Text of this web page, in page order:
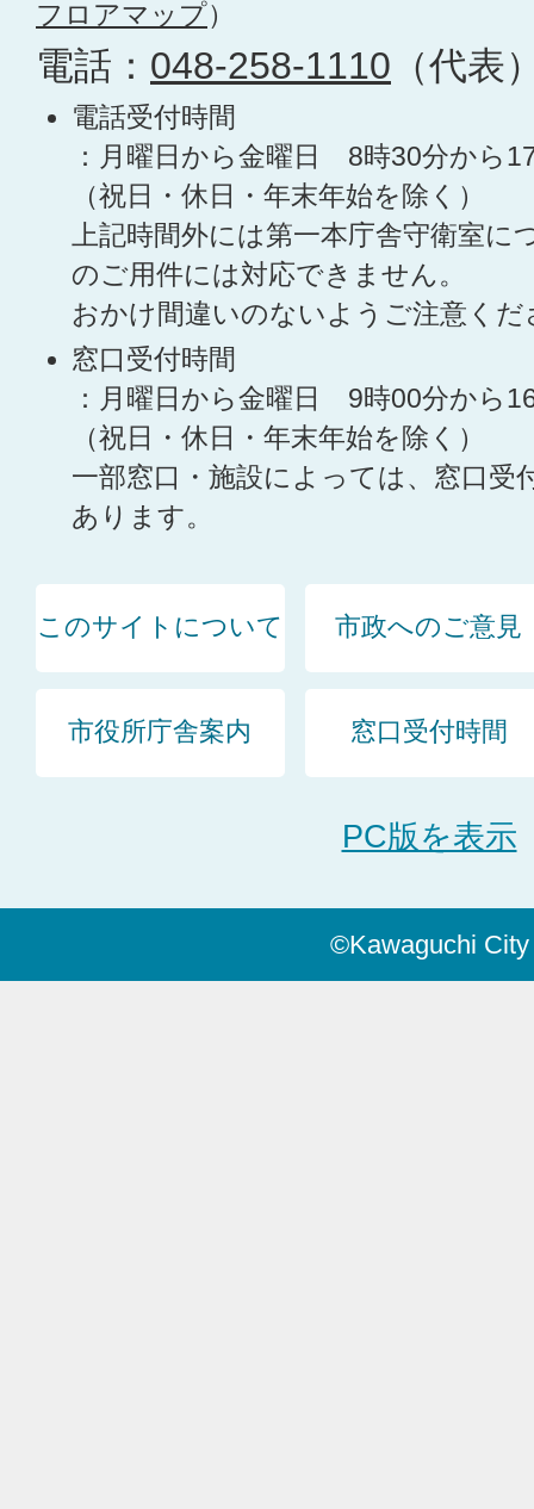
フロアマップ）
電話： 048-258-1110 （代表
電話受付時間
：月曜日から金曜日 8時30分から
（祝日・休日・年末年始を除く）
上記時間外には第一本庁舎守衛室に
のご用件には対応できません。
おかけ間違いのないようご注意くだ
窓口受付時間
：月曜日から金曜日 9時00分から
（祝日・休日・年末年始を除く）
一部窓口・施設によっては、窓口受
あります。
このサイトについて 市政へのご意見
市役所庁舎案内 窓口受付時間
PC版を表示
©Kawaguchi City